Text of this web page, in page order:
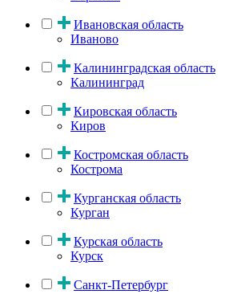
Ивановская область
Иваново
Калининградская область
Калининград
Кировская область
Киров
Костромская область
Кострома
Курганская область
Курган
Курская область
Курск
Санкт-Петербург